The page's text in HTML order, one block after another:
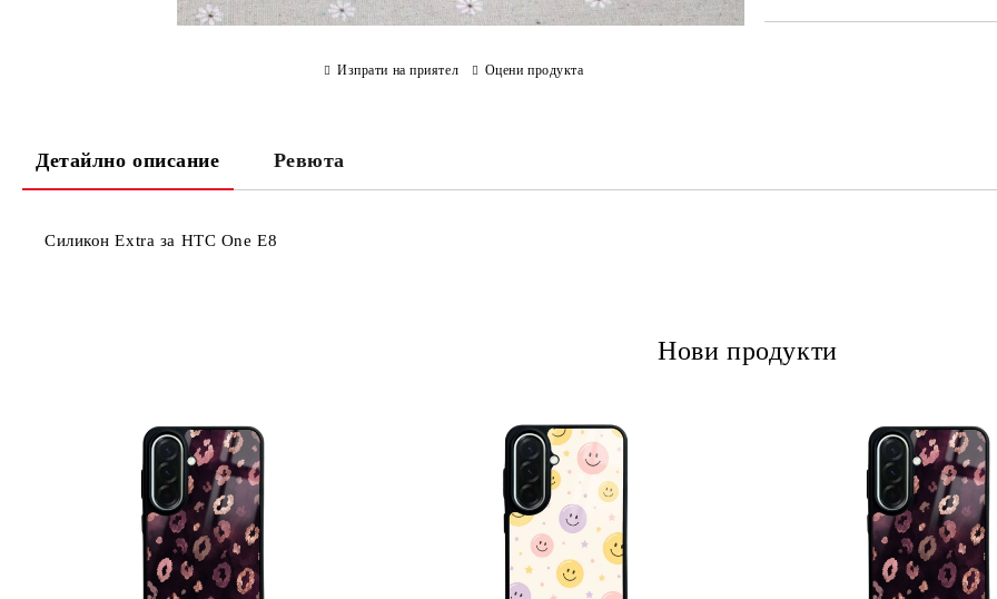
Изпрати на приятел Оцени продукта
Детайлно описание Ревюта
Силикон Extra за HTC One E8
Нови продукти